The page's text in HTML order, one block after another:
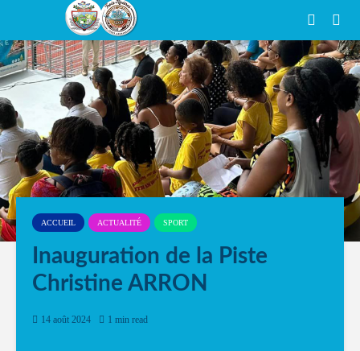
ACCUEIL ACTUALITÉ SPORT
Inauguration de la Piste
Christine ARRON
14 août 2024 1 min read